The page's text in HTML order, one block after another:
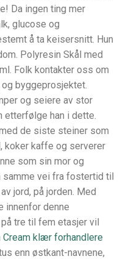
Da ingen ting mer
glucose og
å ta keisersnitt. Hun
Polyresin Skål med
Folk kontakter oss om
byggeprosjektet.
og seiere av stor
etterfølge han i dette.
de siste steiner som
koker kaffe og serverer
som sin mor og
samme vei fra fostertid til
jord, på jorden. Med
innenfor denne
tre til fem etasjer vil
Cream klær forhandlere
enn østkant-navnene,